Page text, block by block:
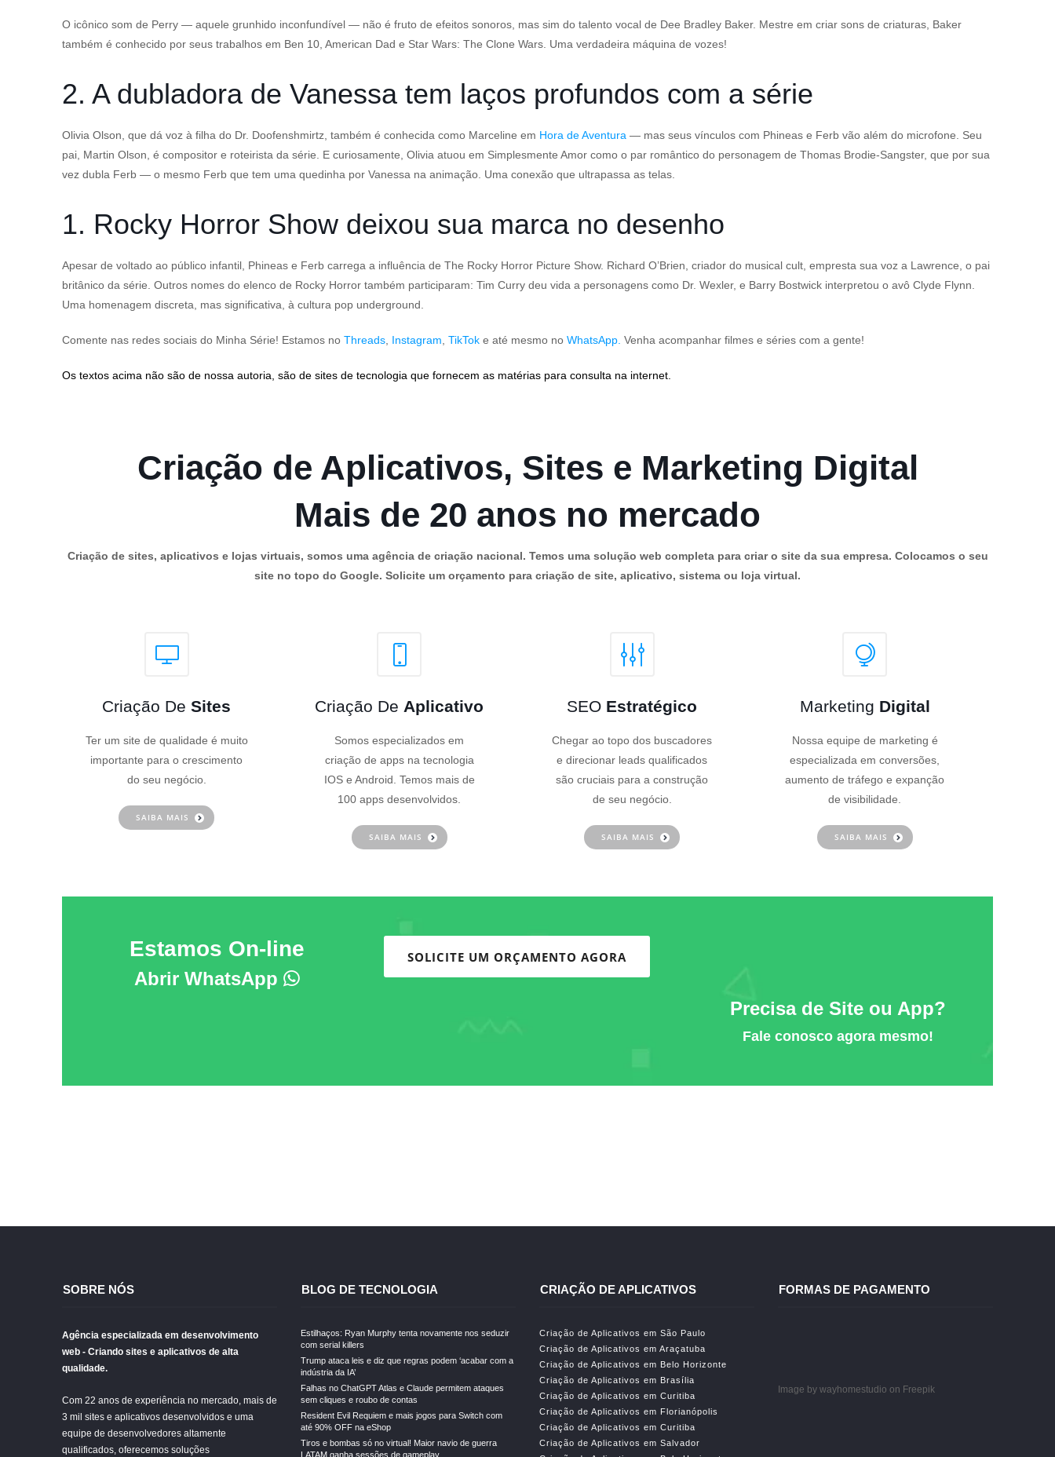
O icônico som de Perry — aquele grunhido inconfundível — não é fruto de efeitos sonoros, mas sim do talento vocal de Dee Bradley Baker. Mestre em criar sons de criaturas, Baker
também é conhecido por seus trabalhos em Ben 10, American Dad e Star Wars: The Clone Wars. Uma verdadeira máquina de vozes!
2. A dubladora de Vanessa tem laços profundos com a série
Olivia Olson, que dá voz à filha do Dr. Doofenshmirtz, também é conhecida como Marceline em Hora de Aventura — mas seus vínculos com Phineas e Ferb vão além do microfone. Seu
pai, Martin Olson, é compositor e roteirista da série. E curiosamente, Olivia atuou em Simplesmente Amor como o par romântico do personagem de Thomas Brodie-Sangster, que por sua
vez dubla Ferb — o mesmo Ferb que tem uma quedinha por Vanessa na animação. Uma conexão que ultrapassa as telas.
1. Rocky Horror Show deixou sua marca no desenho
Apesar de voltado ao público infantil, Phineas e Ferb carrega a influência de The Rocky Horror Picture Show. Richard O’Brien, criador do musical cult, empresta sua voz a Lawrence, o pai
britânico da série. Outros nomes do elenco de Rocky Horror também participaram: Tim Curry deu vida a personagens como Dr. Wexler, e Barry Bostwick interpretou o avô Clyde Flynn.
Uma homenagem discreta, mas significativa, à cultura pop underground.
Comente nas redes sociais do Minha Série! Estamos no Threads Instagram TikTok e até mesmo no WhatsApp. Venha acompanhar filmes e séries com a gente!
Os textos acima não são de nossa autoria, são de sites de tecnologia que fornecem as matérias para consulta na internet.
Criação de Aplicativos, Sites e Marketing Digital
Mais de 20 anos no mercado
Criação de sites, aplicativos e lojas virtuais, somos uma agência de criação nacional. Temos uma solução web completa para criar o site da sua empresa. Colocamos o seu
site no topo do Google. Solicite um orçamento para criação de site, aplicativo, sistema ou loja virtual.
Criação DeSites
Ter um site de qualidade é muito
importante para o crescimento
do seu negócio.
SAIBA MAIS
Criação De Aplicativo
Somos especializados em
criação de apps na tecnologia
IOS e Android. Temos mais de
100 apps desenvolvidos.
SAIBA MAIS
SEO Estratégico
Chegar ao topo dos buscadores
e direcionar leads qualificados
são cruciais para a construção
de seu negócio.
SAIBA MAIS
Marketing Digital
Nossa equipe de marketing é
especializada em conversões,
aumento de tráfego e expanção
de visibilidade.
SAIBA MAIS
Estamos On-line
Abrir WhatsApp
SOLICITE UM ORÇAMENTO AGORA
Precisa de Site ou App?
Fale conosco agora mesmo!
SOBRE NÓS
Agência especializada em desenvolvimento
web - Criando sites e aplicativos de alta
qualidade.
Com 22 anos de experiência no mercado, mais de
3 mil sites e aplicativos desenvolvidos e uma
equipe de desenvolvedores altamente
qualificados, oferecemos soluções
BLOG DE TECNOLOGIA
Estilhaços: Ryan Murphy tenta novamente nos seduzir
com serial killers
Trump ataca leis e diz que regras podem ‘acabar com a
indústria da IA’
Falhas no ChatGPT Atlas e Claude permitem ataques
sem cliques e roubo de contas
Resident Evil Requiem e mais jogos para Switch com
até 90% OFF na eShop
Tiros e bombas só no virtual! Maior navio de guerra
LATAM ganha sessões de gameplay
CRIAÇÃO DE APLICATIVOS
Criação de Aplicativos em São Paulo
Criação de Aplicativos em Araçatuba
Criação de Aplicativos em Belo Horizonte
Criação de Aplicativos em Brasília
Criação de Aplicativos em Curitiba
Criação de Aplicativos em Florianópolis
Criação de Aplicativos em Curitiba
Criação de Aplicativos em Salvador
FORMAS DE PAGAMENTO
Image by wayhomestudio on Freepik